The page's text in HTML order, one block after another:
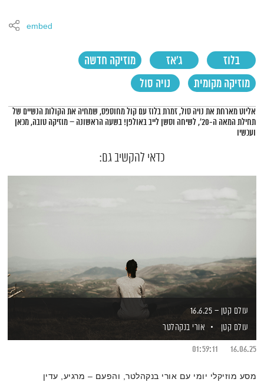
בלוז ג'אז
מוזיקה חדשה
מוזיקה מקומית
נויה סול
embed
תמצית הפודקאסט
אליוט מארחת את נויה סול, זמרת בלוז עם קול מחוספס, שמחיה את הקולות הנשיים של
תחילת המאה ה-20', לשיחה וסשן לייב באולפן! בשעה הראשונה – מוזיקה טובה, מכאן
ועכשיו
כדאי להקשיב גם:
עולם קטן – 16.6.25
עולם קטן
אורי בנקהלטר
16.06.25
01:59:11
מסע מוזיקלי יומי עם אורי בנקהלטר, והפעם – מרגיע, עדין